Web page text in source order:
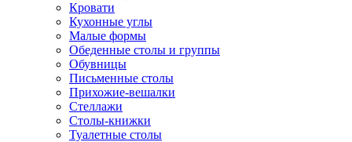
Кровати
Кухонные углы
Малые формы
Обеденные столы и группы
Обувницы
Письменные столы
Прихожие-вешалки
Стеллажи
Столы-книжки
Туалетные столы